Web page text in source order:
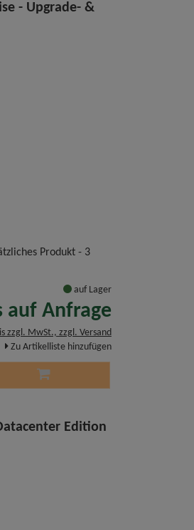
- Upgrade- &
Produkt - 3
auf Lager
auf Anfrage
zzgl. MwSt., zzgl. Versand
Zu Artikelliste hinzufügen
Edition